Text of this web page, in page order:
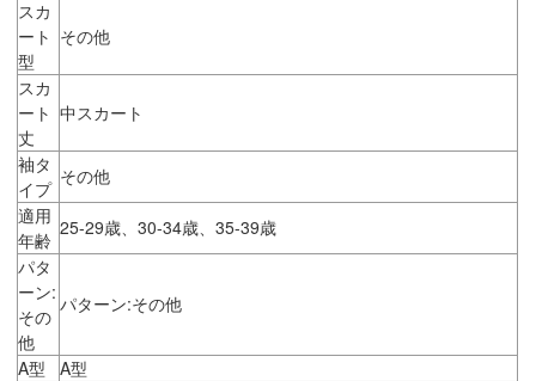
スカ
ート
型
その他
スカ
ート
丈
中スカート
袖タ
イプ
その他
適用
年齢
25-29歳、30-34歳、35-39歳
パタ
ーン:
その
他
パターン:その他
A型 A型